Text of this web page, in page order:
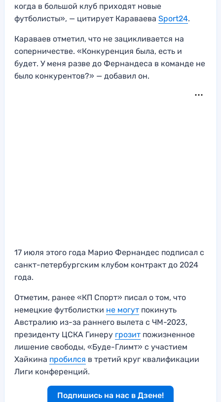
когда в большой клуб приходят новые
футболисты», — цитирует Караваева Sport24.
Караваев отметил, что не зацикливается на
соперничестве. «Конкуренция была, есть и
будет. У меня разве до Фернандеса в команде не
было конкурентов?» — добавил он.
17 июля этого года Марио Фернандес подписал с
санкт-петербургским клубом контракт до 2024
года.
Отметим, ранее «КП Спорт» писал о том, что
немецкие футболистки не могут покинуть
Австралию из-за раннего вылета с ЧМ-2023,
президенту ЦСКА Гинеру грозит пожизненное
лишение свободы, «Буде-Глимт» с участием
Хайкина пробился в третий круг квалификации
Лиги конференций.
Подпишись на нас в Дзене!